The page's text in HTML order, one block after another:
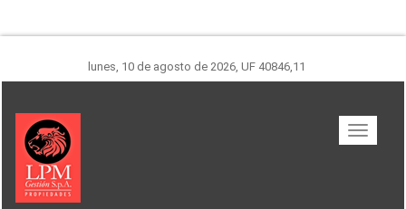
lunes, 10 de agosto de 2026, UF 40846,11